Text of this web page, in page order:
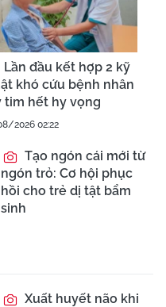
Bệnh nhân mất ý
thức do hội chứng
Brugada được cấy máy
khử rung tim tự động
Ù tai kéo dài, thiếu
niên 14 tuổi phát hiện
ung thư vòm mũi họng
Phẫu thuật thành